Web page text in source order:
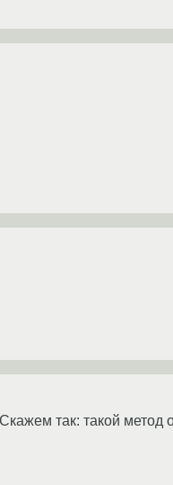
так: такой метод